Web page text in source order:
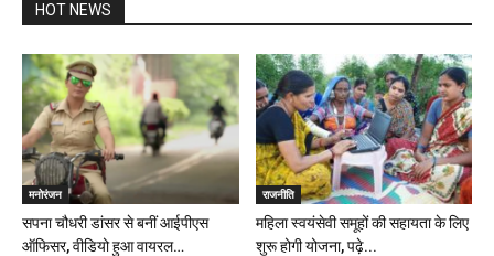
HOT NEWS
मनोरंजन
सपना चौधरी डांसर से बनीं आईपीएस
ऑफिसर, वीडियो हुआ वायरल…
राजनीति
महिला स्वयंसेवी समूहों की सहायता के लिए
शुरू होगी योजना, पढ़े...